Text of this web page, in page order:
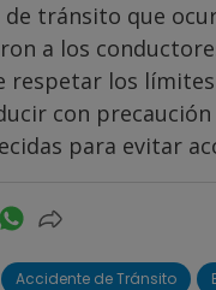
de tránsito que
a los
respetar los
con
para evitar
Accidente de Tránsito